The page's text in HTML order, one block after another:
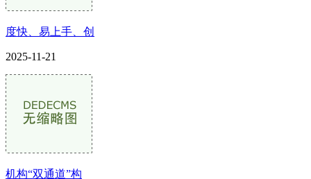
度快、易上手、创
2025-11-21
机构“双通道”构